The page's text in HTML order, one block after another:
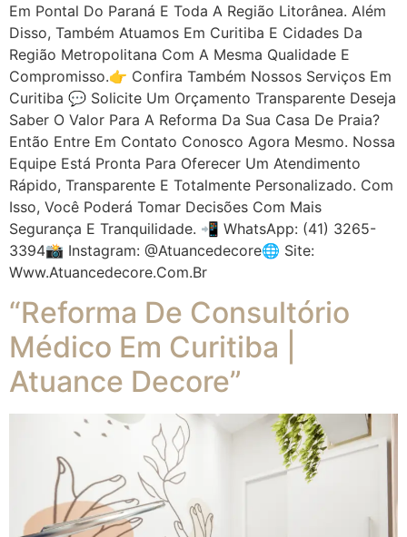
Em Pontal Do Paraná E Toda A Região Litorânea. Além
Disso, Também Atuamos Em Curitiba E Cidades Da
Região Metropolitana Com A Mesma Qualidade E
Compromisso.👉 Confira Também Nossos Serviços Em
Curitiba 💬 Solicite Um Orçamento Transparente Deseja
Saber O Valor Para A Reforma Da Sua Casa De Praia?
Então Entre Em Contato Conosco Agora Mesmo. Nossa
Equipe Está Pronta Para Oferecer Um Atendimento
Rápido, Transparente E Totalmente Personalizado. Com
Isso, Você Poderá Tomar Decisões Com Mais
Segurança E Tranquilidade. 📲 WhatsApp: (41) 3265-
3394📸 Instagram: @atuancedecore🌐 Site:
Www.atuancedecore.com.br
“Reforma De Consultório
Médico Em Curitiba |
Atuance Decore”